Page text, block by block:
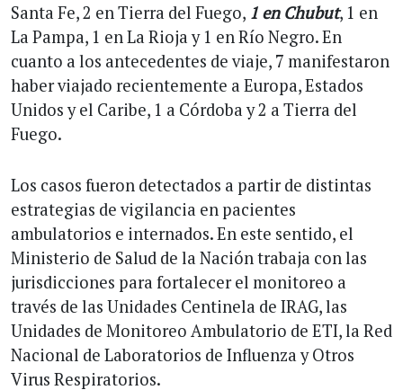
Santa Fe, 2 en Tierra del Fuego, 1 en Chubut, 1 en
La Pampa, 1 en La Rioja y 1 en Río Negro. En
cuanto a los antecedentes de viaje, 7 manifestaron
haber viajado recientemente a Europa, Estados
Unidos y el Caribe, 1 a Córdoba y 2 a Tierra del
Fuego.
Los casos fueron detectados a partir de distintas
estrategias de vigilancia en pacientes
ambulatorios e internados. En este sentido, el
Ministerio de Salud de la Nación trabaja con las
jurisdicciones para fortalecer el monitoreo a
través de las Unidades Centinela de IRAG, las
Unidades de Monitoreo Ambulatorio de ETI, la Red
Nacional de Laboratorios de Influenza y Otros
Virus Respiratorios.